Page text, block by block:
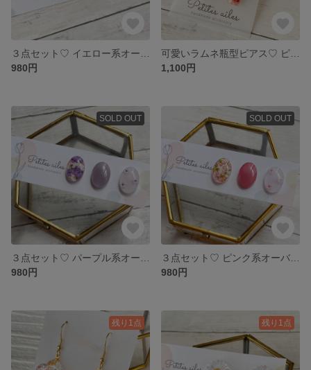
980円
1,100円
SOLD OUT
980円
SOLD OUT
980円
残り1点 残り1点